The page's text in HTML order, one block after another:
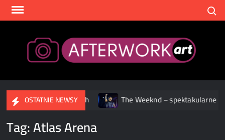
Skip
OSTATNIE NEWSYThe Weeknd – spektakularne widowisko
Tag:Atlas Arena